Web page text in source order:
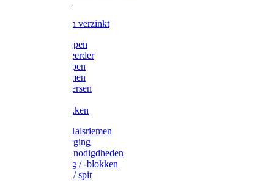
Voerbakken verzinkt
Warmtelampen
Staartcoupeerder
Biggenkappen
Neuskrammen
Varken diversen
Varkensbakken
Halsters / Halsriemen
Hoefverzorging
Lammer benodigdheden
Ramdektuig / -blokken
Vastzetpen / spit